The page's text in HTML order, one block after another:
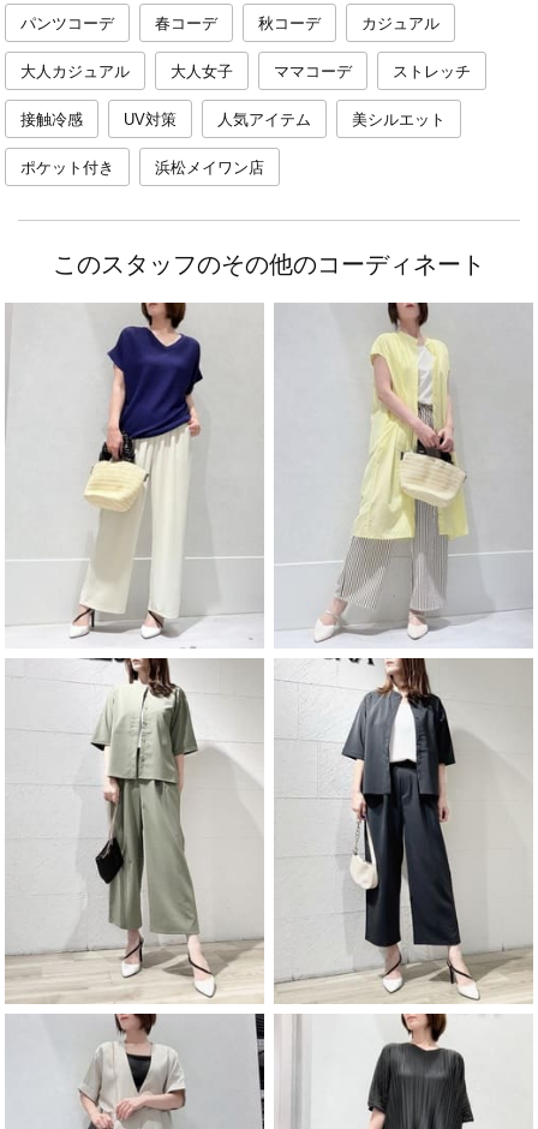
パンツコーデ 春コーデ 秋コーデ カジュアル
大人カジュアル 大人女子 ママコーデ ストレッチ
接触冷感 UV対策 人気アイテム 美シルエット
ポケット付き 浜松メイワン店
このスタッフのその他のコーディネート